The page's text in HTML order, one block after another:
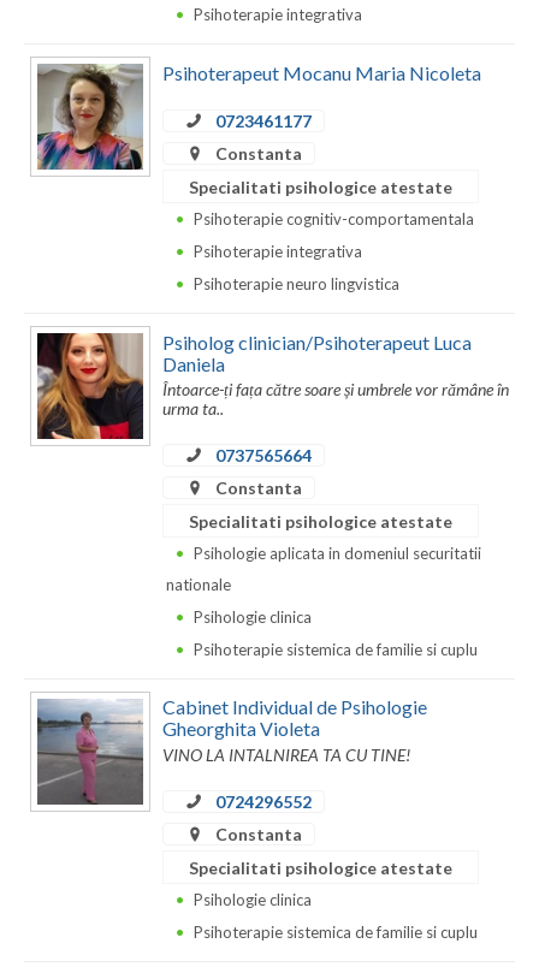
Harghita
Hunedoara
Ialomita
Mehedinti
Mures
Sibiu
Suceava
Teleorman
Psihoterapie integrativa
Psihoterapeut Mocanu Maria Nicoleta
0723461177
Constanta
Specialitati psihologice atestate
Psihoterapie cognitiv-comportamentala
Psihoterapie integrativa
Psihoterapie neuro lingvistica
Psiholog clinician/Psihoterapeut Luca
Daniela
Întoarce-ți fața către soare și umbrele vor rămâne în
urma ta..
0737565664
Constanta
Specialitati psihologice atestate
Psihologie aplicata in domeniul securitatii
nationale
Psihologie clinica
Psihoterapie sistemica de familie si cuplu
Cabinet Individual de Psihologie
Gheorghita Violeta
VINO LA INTALNIREA TA CU TINE!
0724296552
Constanta
Specialitati psihologice atestate
Psihologie clinica
Psihoterapie sistemica de familie si cuplu